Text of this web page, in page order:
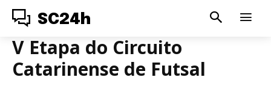
SC24h
V Etapa do Circuito
Catarinense de Futsal